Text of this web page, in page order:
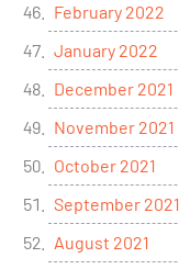
February 2022
January 2022
December 2021
November 2021
October 2021
September 2021
August 2021